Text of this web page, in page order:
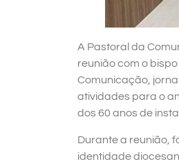
A Pastoral da
reunião com o
Comunicação,
atividades para o
dos 60 anos de
Durante a reunião,
identidade